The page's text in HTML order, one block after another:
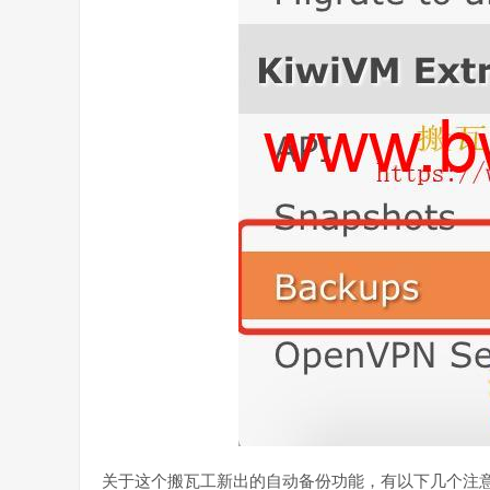
关于这个搬瓦工新出的自动备份功能，有以下几个注